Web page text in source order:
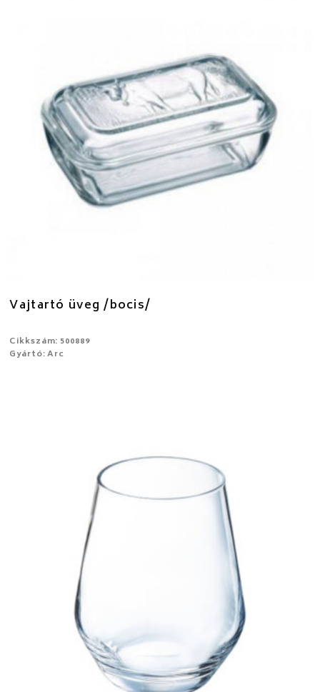
Vajtartó üveg /bocis/
Cikkszám: 500889
Gyártó: Arc